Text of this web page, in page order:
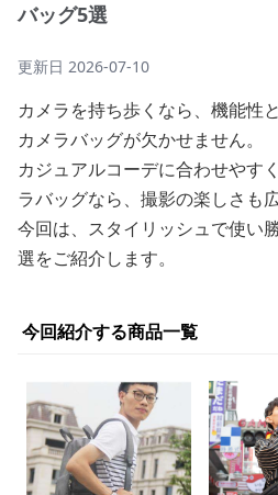
バッグ5選
更新日 2026-07-10
カメラを持ち歩くなら、機能性
カメラバッグが欠かせません。
カジュアルコーデに合わせやす
ラバッグなら、撮影の楽しさも
今回は、スタイリッシュで使い
選をご紹介します。
今回紹介する商品一覧